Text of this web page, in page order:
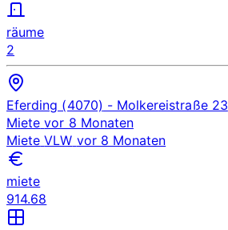
räume
2
Eferding (4070) - Molkereistraße 23
Miete vor 8 Monaten
Miete VLW vor 8 Monaten
miete
914.68